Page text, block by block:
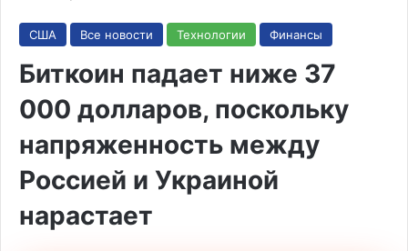
США Все новости Технологии Финансы
Биткоин падает ниже 37
000 долларов, поскольку
напряженность между
Россией и Украиной
нарастает